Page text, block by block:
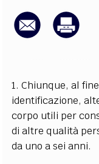
1. Chiunque, al
identificazione,
corpo utili per
di altre qualità
da uno a sei anni.